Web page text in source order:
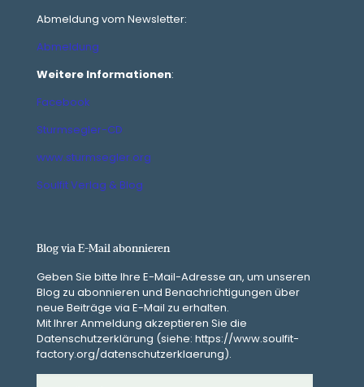
Abmeldung vom Newsletter:
Abmeldung
Weitere Informationen:
Facebook
Sturmsegler-CD
www.sturmsegler.org
Soulfit Verlag & Blog
Blog via E-Mail abonnieren
Geben Sie bitte Ihre E-Mail-Adresse an, um unseren
Blog zu abonnieren und Benachrichtigungen über
neue Beiträge via E-Mail zu erhalten.
Mit Ihrer Anmeldung akzeptieren Sie die
Datenschutzerklärung (siehe: https://www.soulfit-
factory.org/datenschutzerklaerung).